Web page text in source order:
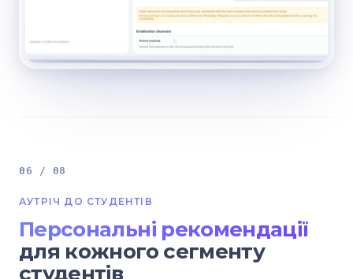
06 / 08
АУТРІЧ ДО СТУДЕНТІВ
Персональні рекомендації
для кожного сегменту
студентів